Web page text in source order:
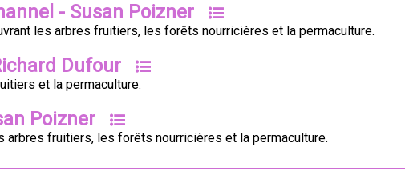
- Susan Poizner
les arbres fruitiers, les forêts nourricières et la permaculture.
Dufour
et la permaculture.
Poizner
arbres fruitiers, les forêts nourricières et la permaculture.